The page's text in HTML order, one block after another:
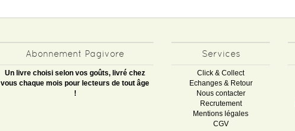
Abonnement Pagivore
Un livre choisi selon vos goûts, livré chez
vous chaque mois pour lecteurs de tout âge
!
Services
Click & Collect
Echanges & Retour
Nous contacter
Recrutement
Mentions légales
CGV